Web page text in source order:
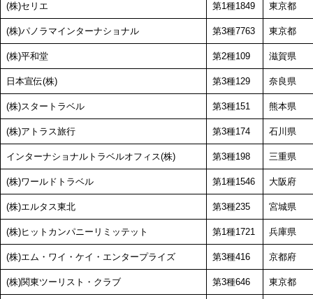
(株)セリエ 第1種1849 東京都
(株)パノラマインターナショナル 第3種7763 東京都
(株)平和堂 第2種109 滋賀県
日本宣伝(株) 第3種129 奈良県
(株)スタートラベル 第3種151 熊本県
(株)アトラス旅行 第3種174 石川県
インターナショナルトラベルオフィス(株) 第3種198 三重県
(株)ワールドトラベル 第1種1546 大阪府
(株)エルタス東北 第3種235 宮城県
(株)ヒットカンパニーリミッテット 第1種1721 兵庫県
(株)エム・ワイ・ケイ・エンタープライズ 第3種416 京都府
(株)関東ツーリスト・クラブ 第3種646 東京都